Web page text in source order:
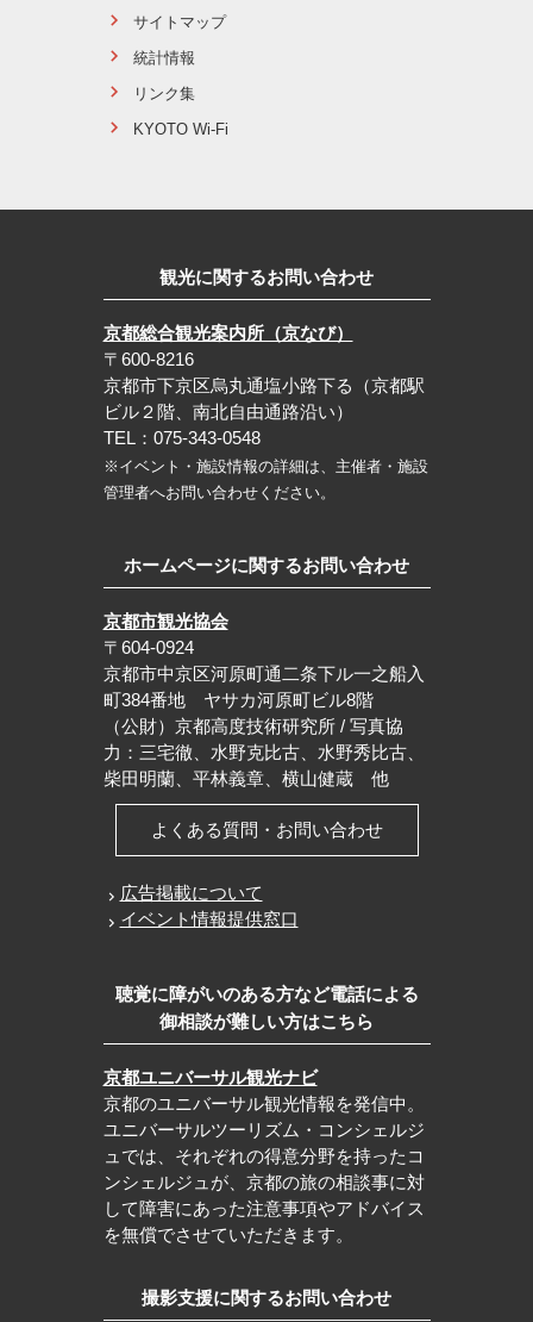
サイトマップ
統計情報
リンク集
KYOTO Wi-Fi
観光に関するお問い合わせ
京都総合観光案内所（京なび）
〒600-8216
京都市下京区烏丸通塩小路下る（京都駅
ビル２階、南北自由通路沿い）
TEL：075-343-0548
※イベント・施設情報の詳細は、主催者・施設
管理者へお問い合わせください。
ホームページに関するお問い合わせ
京都市観光協会
〒604-0924
京都市中京区河原町通二条下ル一之船入
町384番地 ヤサカ河原町ビル8階
（公財）京都高度技術研究所 / 写真協
力：三宅徹、水野克比古、水野秀比古、
柴田明蘭、平林義章、横山健蔵 他
よくある質問・お問い合わせ
広告掲載について
イベント情報提供窓口
聴覚に障がいのある方など電話による
御相談が難しい方はこちら
京都ユニバーサル観光ナビ
京都のユニバーサル観光情報を発信中。
ユニバーサルツーリズム・コンシェルジ
ュでは、それぞれの得意分野を持ったコ
ンシェルジュが、京都の旅の相談事に対
して障害にあった注意事項やアドバイス
を無償でさせていただきます。
撮影支援に関するお問い合わせ